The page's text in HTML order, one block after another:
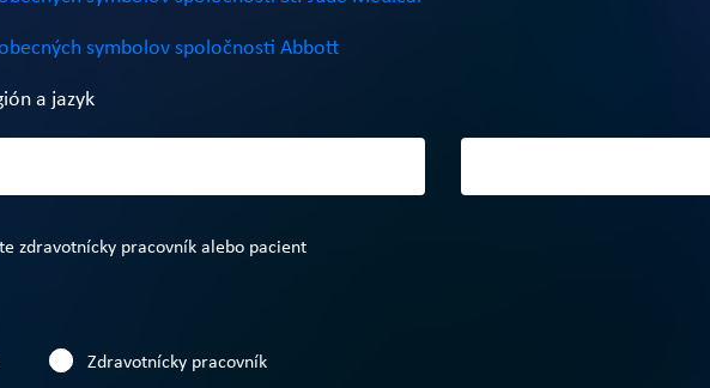
symbolov spoločnosti Abbott
a jazyk
zdravotnícky pracovník alebo pacient
Zdravotnícky pracovník